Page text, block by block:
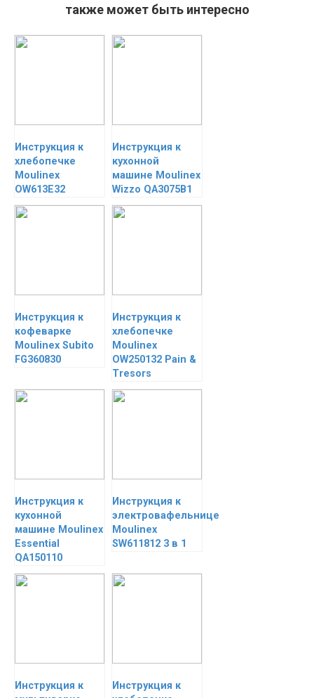
также может быть интересно
Инструкция к
хлебопечке
Moulinex
OW613E32
Инструкция к
кухонной
машине Moulinex
Wizzo QA3075B1
Инструкция к
кофеварке
Moulinex Subito
FG360830
Инструкция к
хлебопечке
Moulinex
OW250132 Pain &
Tresors
Инструкция к
кухонной
машине Moulinex
Essential
QA150110
Инструкция к
электровафельнице
Moulinex
SW611812 3 в 1
Инструкция к
Инструкция к